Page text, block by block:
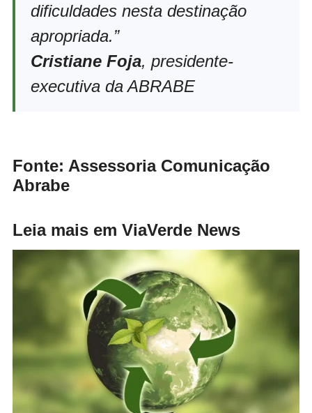
dificuldades nesta destinação
apropriada.”
Cristiane Foja, presidente-
executiva da ABRABE
Fonte: Assessoria Comunicação
Abrabe
Leia mais em ViaVerde News